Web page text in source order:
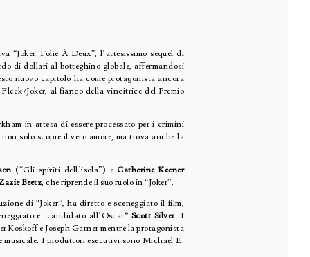
“Joker: Folie À Deux”, l’attesissimo sequel di
di dollari al botteghino globale, affermandosi
nuovo capitolo ha come protagonista ancora
Joker, al fianco della vincitrice del Premio
in attesa di essere processato per i crimini
solo scopre il vero amore, ma trova anche la
(“Gli spiriti dell’isola”) eCatherine Keener
Beetz, che riprende il suo ruolo in “Joker”.
di “Joker”, ha diretto e sceneggiato il film,
candidato all’Oscar® Scott Silver. I
e Joseph Garner mentre la protagonista
I produttori esecutivi sono Michael E.